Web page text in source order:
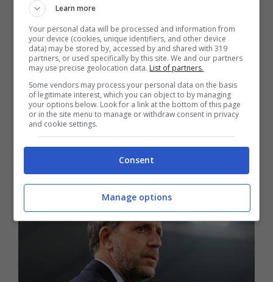
fretta, il 30 ottobre del 2018 nella gara di
Coppa del Re contro il Deportivo Ebro.
Dopo l’esordio
Kang-in Lee firma il primo
contratto da professionista con una
superclausola rescissoria da 80 milioni di
euro.
Learn more
Your personal data will be processed and information from
your device (cookies, unique identifiers, and other device
data) may be stored by, accessed by and shared with 319
partners, or used specifically by this site. We and our partners
may use precise geolocation data. List of partners.
Some vendors may process your personal data on the basis
of legitimate interest, which you can object to by managing
your options below. Look for a link at the bottom of this page
or in the site menu to manage or withdraw consent in privacy
and cookie settings.
Consent
Manage options